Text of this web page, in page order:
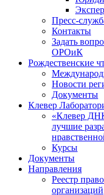
Пресс-
Контакты
Задать
ОРОиК
Рождественские
Новости
Документы
Клевер
«Клевер
лучшие
Курсы
Документы
Направления
Реестр
организаций